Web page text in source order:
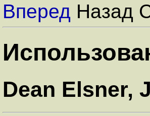
Вперед Назад
Dean Elsner,